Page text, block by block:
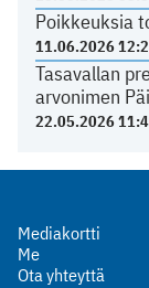
Poikkeuksia
11.06.2026
Tasavallan
arvonimen
22.05.2026
Mediakortti
Me
Ota yhteyttä